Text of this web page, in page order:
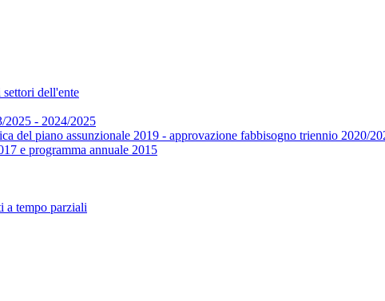
dell'ente
2025 - 2024/2025
del piano assunzionale 2019 - approvazione fabbisogno triennio 2020/
e programma annuale 2015
a tempo parziali